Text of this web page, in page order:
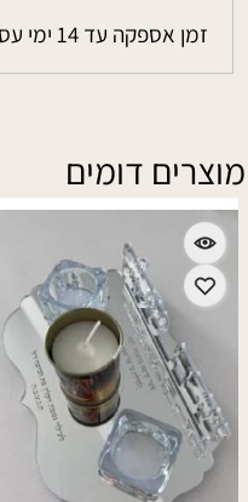
זמן אספקה עד 14 ימי עסקים
מוצרים דומים